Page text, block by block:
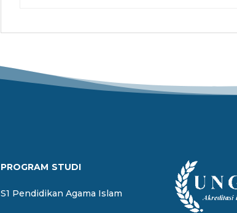
PROGRAM STUDI
S1 Pendidikan Agama Islam